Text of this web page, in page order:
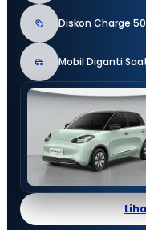
Diskon Charge
Mobil Diganti